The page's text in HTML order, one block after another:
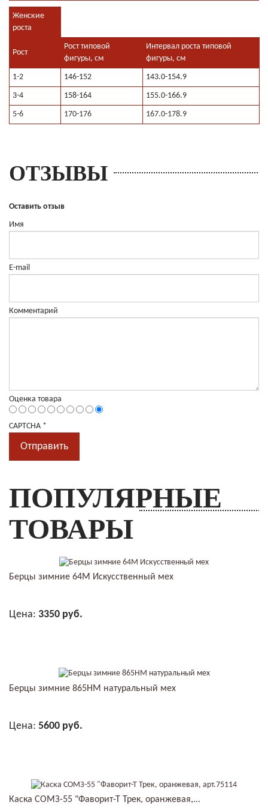
Женские
роста
Рост
Рост типовой
фигуры, см
Интервал роста типовой
фигуры, см
1-2 146-152 143.0-154.9
3-4 158-164 155.0-166.9
5-6 170-176 167.0-178.9
ОТЗЫВЫ
Оставить отзыв
Имя
E-mail
Комментарий
Оценка товара
CAPTCHA *
ПОПУЛЯРНЫЕ
ТОВАРЫ
Берцы зимние 64М Искусственный мех
Цена: 3350 руб.
Берцы зимние 865НМ натуральный мех
Цена: 5600 руб.
Каска СОМЗ-55 "Фаворит-Т Трек, оранжевая,...